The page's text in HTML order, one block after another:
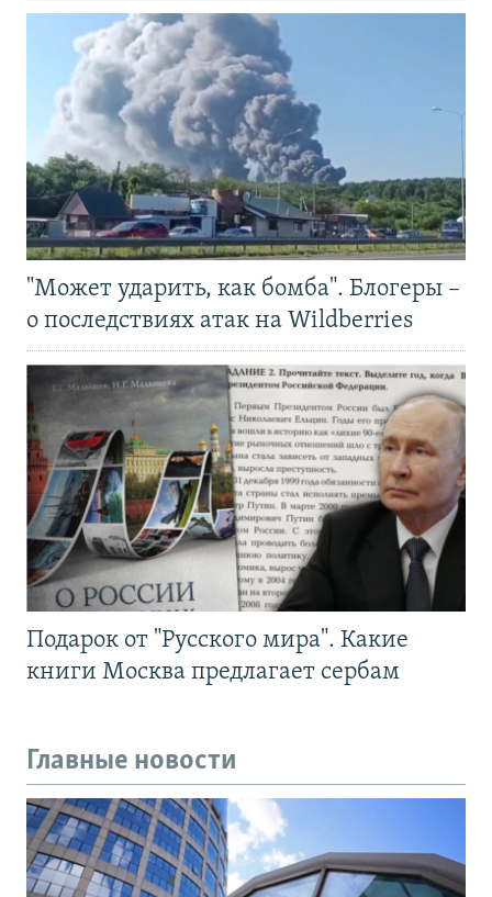
"Может ударить, как бомба". Блогеры –
о последствиях атак на Wildberries
Подарок от "Русского мира". Какие
книги Москва предлагает сербам
Главные новости